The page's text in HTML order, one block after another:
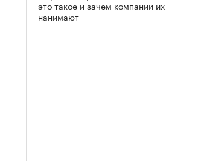
это такое и зачем компании их
нанимают